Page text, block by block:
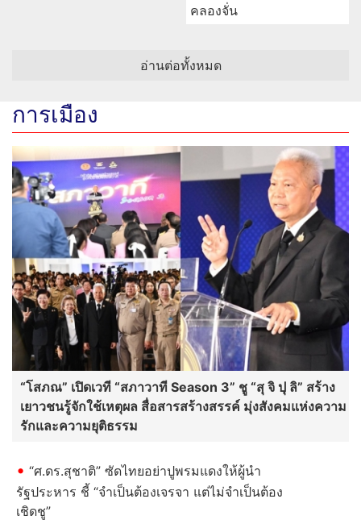
คลองจั่น
อ่านต่อทั้งหมด
การเมือง
“โสภณ” เปิดเวที “สภาวาที Season 3” ชู “สุ จิ ปุ ลิ” สร้าง
เยาวชนรู้จักใช้เหตุผล สื่อสารสร้างสรรค์ มุ่งสังคมแห่งความ
รักและความยุติธรรม
“ศ.ดร.สุชาติ” ซัดไทยอย่าปูพรมแดงให้ผู้นำ
รัฐประหาร ชี้ “จำเป็นต้องเจรจา แต่ไม่จำเป็นต้อง
เชิดชู”